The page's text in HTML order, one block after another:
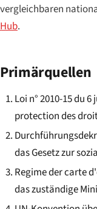
vergleichbaren
Hub.
Primärquellen
Loi n° 2010-15 du
protection des
das Gesetz zur
Regime dercarte
das zuständige